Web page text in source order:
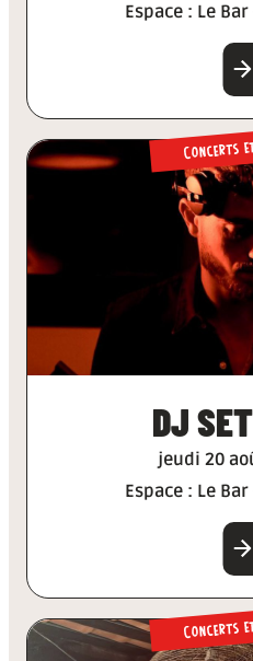
Espace : Le
Concerts
DJ
jeudi 20
Espace : Le
Concerts